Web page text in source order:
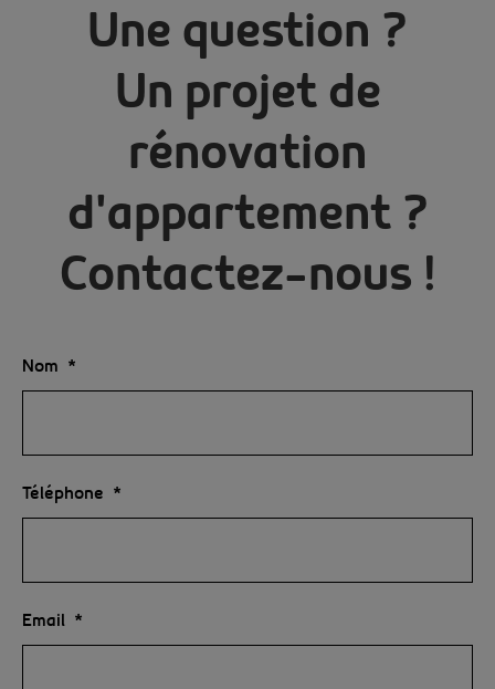
Une question ?
Un projet de
rénovation
d'appartement ?
Contactez-nous !
Nom
Téléphone
Email